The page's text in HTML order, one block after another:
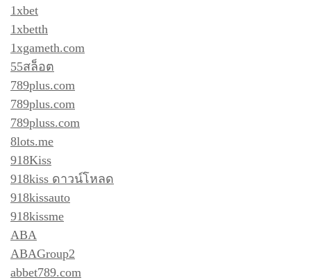
1xbet
1xbetth
1xgameth.com
55สล็อต
789plus.com
789plus.com
789pluss.com
8lots.me
918Kiss
918kiss ดาวน์โหลด
918kissauto
918kissme
ABA
ABAGroup2
abbet789.com